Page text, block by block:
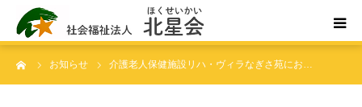
お知らせ 介護老人保健施設リハ・ヴィラなぎさ苑にお…
ホーム